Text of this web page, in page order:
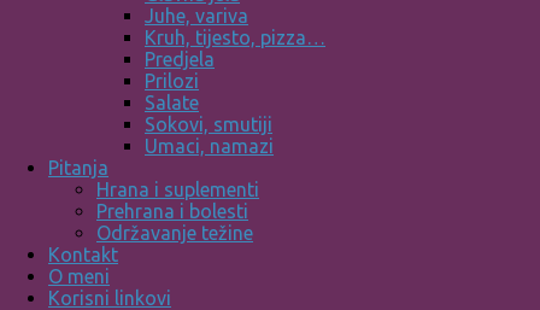
Juhe, variva
Kruh, tijesto, pizza…
Predjela
Prilozi
Salate
Sokovi, smutiji
Umaci, namazi
Pitanja
Hrana i suplementi
Prehrana i bolesti
Održavanje težine
Kontakt
O meni
Korisni linkovi